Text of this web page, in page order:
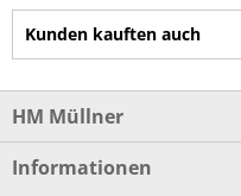
Kunden kauften auch
HM Müllner
Informationen